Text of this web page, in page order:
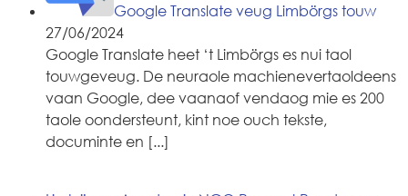
Google Translate veug Limbörgs touw
27/06/2024
Google Translate heet ‘t Limbörgs es nui taol
touwgeveug. De neuraole machienevertaoldeens
vaan Google, dee vaanaof vendaog mie es 200
taole oondersteunt, kint noe ouch tekste,
documinte en [...]